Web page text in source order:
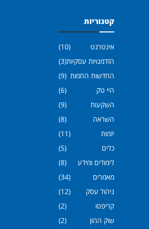
קטגוריות
אינטרנט
(10)
הזדמנויות עסקיות(3)
החדשות החמות (9)
היי טק
(6)
השקעות
(9)
השראה
(8)
יזמות
(11)
כלים
(5)
לימודים ומידע
(8)
מאמרים
(34)
ניהול עסק
(12)
קריפטו
(2)
שוק ההון
(2)